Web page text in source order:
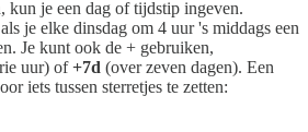
kun je een dag of tijdstip ingeven.
als je elke dinsdag om 4 uur 's middags een
Je kunt ook de + gebruiken,
uur) of+7d (over zeven dagen). Een
iets tussen sterretjes te zetten: